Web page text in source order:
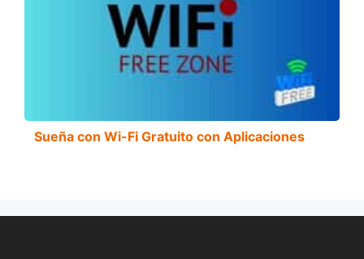
Sueña con Wi-Fi Gratuito con Aplicaciones